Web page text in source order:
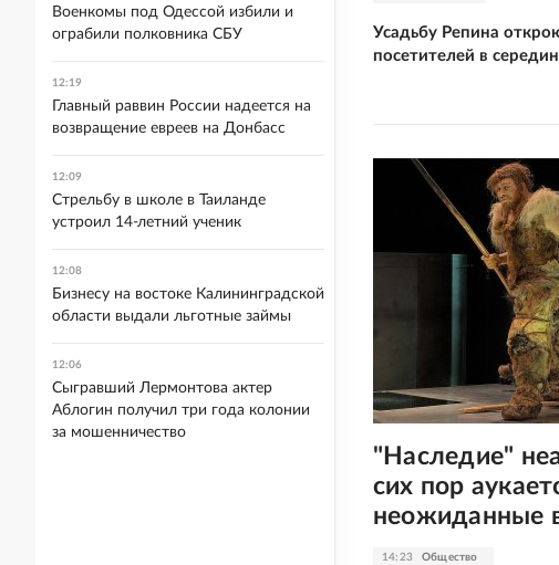
Усадьбу Репина
посетителей в
14:23 Общество
"Наследие"
сих пор
неожиданные
Военкомы под Одессой избили и
ограбили полковника СБУ
12:19
Главный раввин России надеется на
возвращение евреев на Донбасс
12:09
Стрельбу в школе в Таиланде
устроил 14-летний ученик
12:08
Бизнесу на востоке Калининградской
области выдали льготные займы
12:06
Сыгравший Лермонтова актер
Аблогин получил три года колонии
за мошенничество